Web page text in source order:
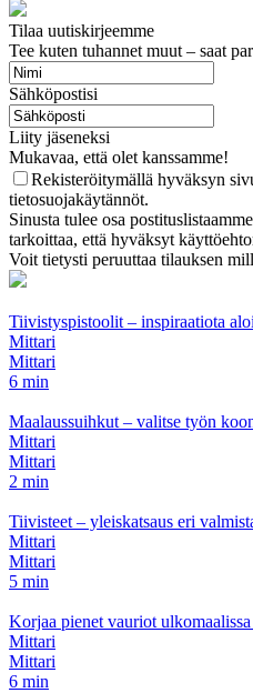
Tilaa uutiskirjeemme
Tee kuten tuhannet muut – saat
Sähköpostisi
Liity jäseneksi
Mukavaa, että olet kanssamme!
Rekisteröitymällä hyväksyn
tietosuojakäytännöt.
Sinusta tulee osa
tarkoittaa, että hyväksyt
Voit tietysti peruuttaa tilauksen
Tiivistyspistoolit – inspiraatiota
Mittari
Mittari
6 min
Maalaussuihkut – valitse työn
Mittari
Mittari
2 min
Tiivisteet – yleiskatsaus eri
Mittari
Mittari
5 min
Korjaa pienet vauriot
Mittari
Mittari
6 min